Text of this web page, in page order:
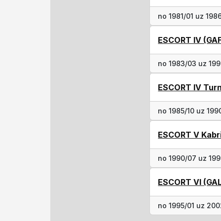
no 1981/01 uz
ESCORT IV
no 1983/03 uz
ESCORT IV
no 1985/10 uz
ESCORT V
no 1990/07 uz
ESCORT VI
no 1995/01 uz